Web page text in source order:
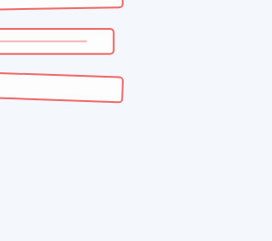
ni de SAP. Préférez des outils simples,